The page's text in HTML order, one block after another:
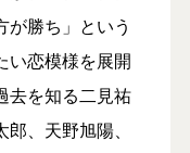
勝ち」という
い恋模様を展開
去を知る二見祐
、天野旭陽、